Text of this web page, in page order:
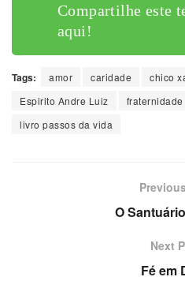
Compartilhe este
aqui!
Tags: amor caridade chico
Espirito Andre Luiz
fraternidade
livro passos da vida
O
Next
Fé em